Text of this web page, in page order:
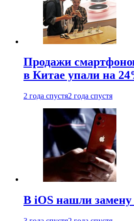
Продажи
в Китае упали на
2 года спустя2 года спустя
В iOS нашли замену